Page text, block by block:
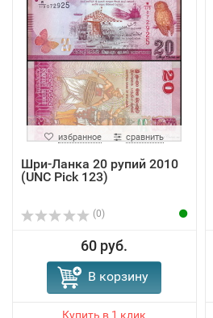
избранное сравнить
Шри-Ланка 20 рупий 2010
(UNC Pick 123)
(0)
60 руб.
В корзину